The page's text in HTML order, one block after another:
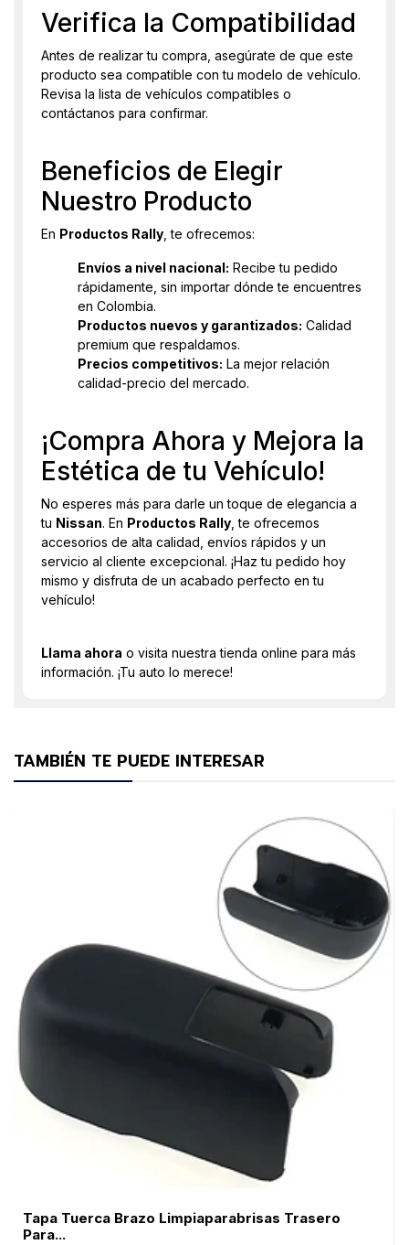
Verifica la Compatibilidad
Antes de realizar tu compra, asegúrate de que este
producto sea compatible con tu modelo de vehículo.
Revisa la lista de vehículos compatibles o
contáctanos para confirmar.
Beneficios de Elegir
Nuestro Producto
En Productos Rally , te ofrecemos:
Envíos a nivel nacional: Recibe tu pedido
rápidamente, sin importar dónde te encuentres
en Colombia.
Productos nuevos y garantizados: Calidad
premium que respaldamos.
Precios competitivos: La mejor relación
calidad-precio del mercado.
¡Compra Ahora y Mejora la
Estética de tu Vehículo!
No esperes más para darle un toque de elegancia a
tu Nissan. En Productos Rally , te ofrecemos
accesorios de alta calidad, envíos rápidos y un
servicio al cliente excepcional. ¡Haz tu pedido hoy
mismo y disfruta de un acabado perfecto en tu
vehículo!
Llama ahora o visita nuestra tienda online para más
información. ¡Tu auto lo merece!
TAMBIÉN TE PUEDE INTERESAR
Tapa Tuerca Brazo Limpiaparabrisas Trasero
Para...